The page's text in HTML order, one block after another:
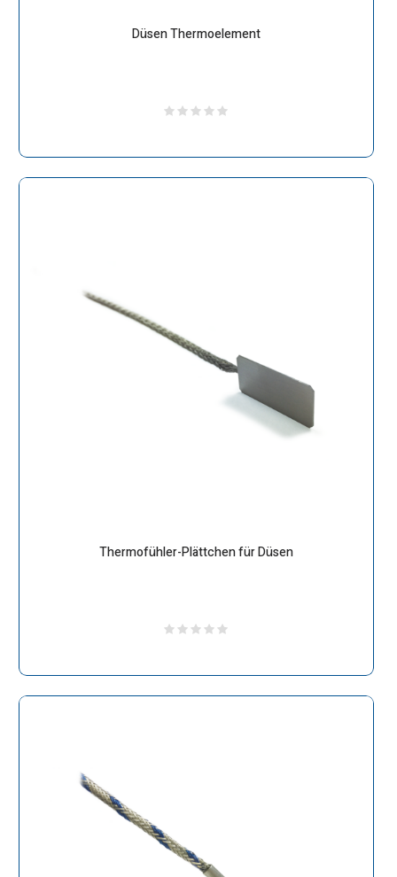
Düsen Thermoelement
Thermofühler-Plättchen für Düsen